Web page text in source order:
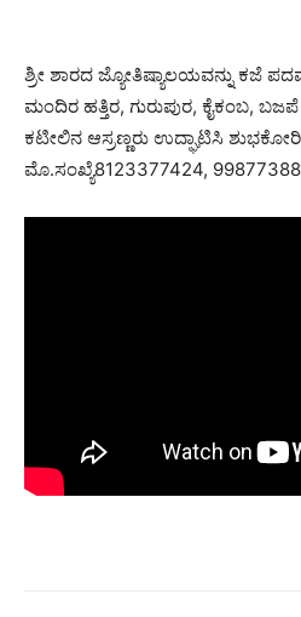
ಶ್ರೀ ಶಾರದ ಜ್ಯೋತಿಷ್ಯಾಲಯವನ್ನು ಕಜೆ
ಮಂದಿರ ಹತ್ತಿರ, ಗುರುಪುರ, ಕೈಕಂಬ, ಬಜಪೆ
ಕಟೀಲಿನ ಆಸ್ರಣ್ಣರು ಉದ್ಘಾಟಿಸಿ
ಮೊ.ಸಂಖ್ಯೆ8123377424,